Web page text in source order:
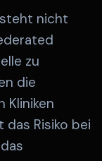
nicht
zu
die
Kliniken
das Risiko bei